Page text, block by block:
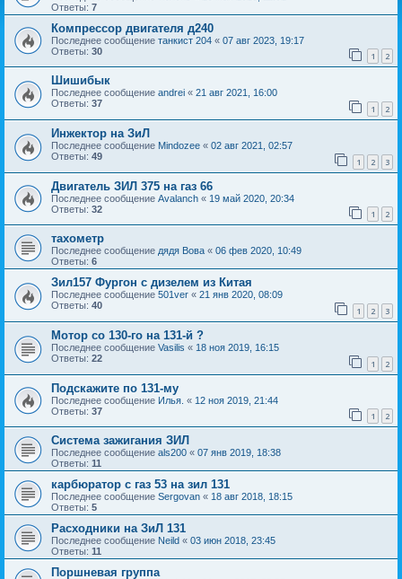
Ответы: 7
Компрессор двигателя д240
Последнее сообщение танкист 204 « 07 авг 2023, 19:17
Ответы: 30 1 2
Шишибык
Последнее сообщение andrei « 21 авг 2021, 16:00
Ответы: 37 1 2
Инжектор на ЗиЛ
Последнее сообщение Mindozee « 02 авг 2021, 02:57
Ответы: 49 1 2 3
Двигатель ЗИЛ 375 на газ 66
Последнее сообщение Avalanch « 19 май 2020, 20:34
Ответы: 32 1 2
тахометр
Последнее сообщение дядя Вова « 06 фев 2020, 10:49
Ответы: 6
Зил157 Фургон с дизелем из Китая
Последнее сообщение 501ver « 21 янв 2020, 08:09
Ответы: 40 1 2 3
Мотор со 130-го на 131-й ?
Последнее сообщение Vasilis « 18 ноя 2019, 16:15
Ответы: 22 1 2
Подскажите по 131-му
Последнее сообщение Илья. « 12 ноя 2019, 21:44
Ответы: 37 1 2
Система зажигания ЗИЛ
Последнее сообщение als200 « 07 янв 2019, 18:38
Ответы: 11
карбюратор с газ 53 на зил 131
Последнее сообщение Sergovan « 18 авг 2018, 18:15
Ответы: 5
Расходники на ЗиЛ 131
Последнее сообщение Neild « 03 июн 2018, 23:45
Ответы: 11
Поршневая группа